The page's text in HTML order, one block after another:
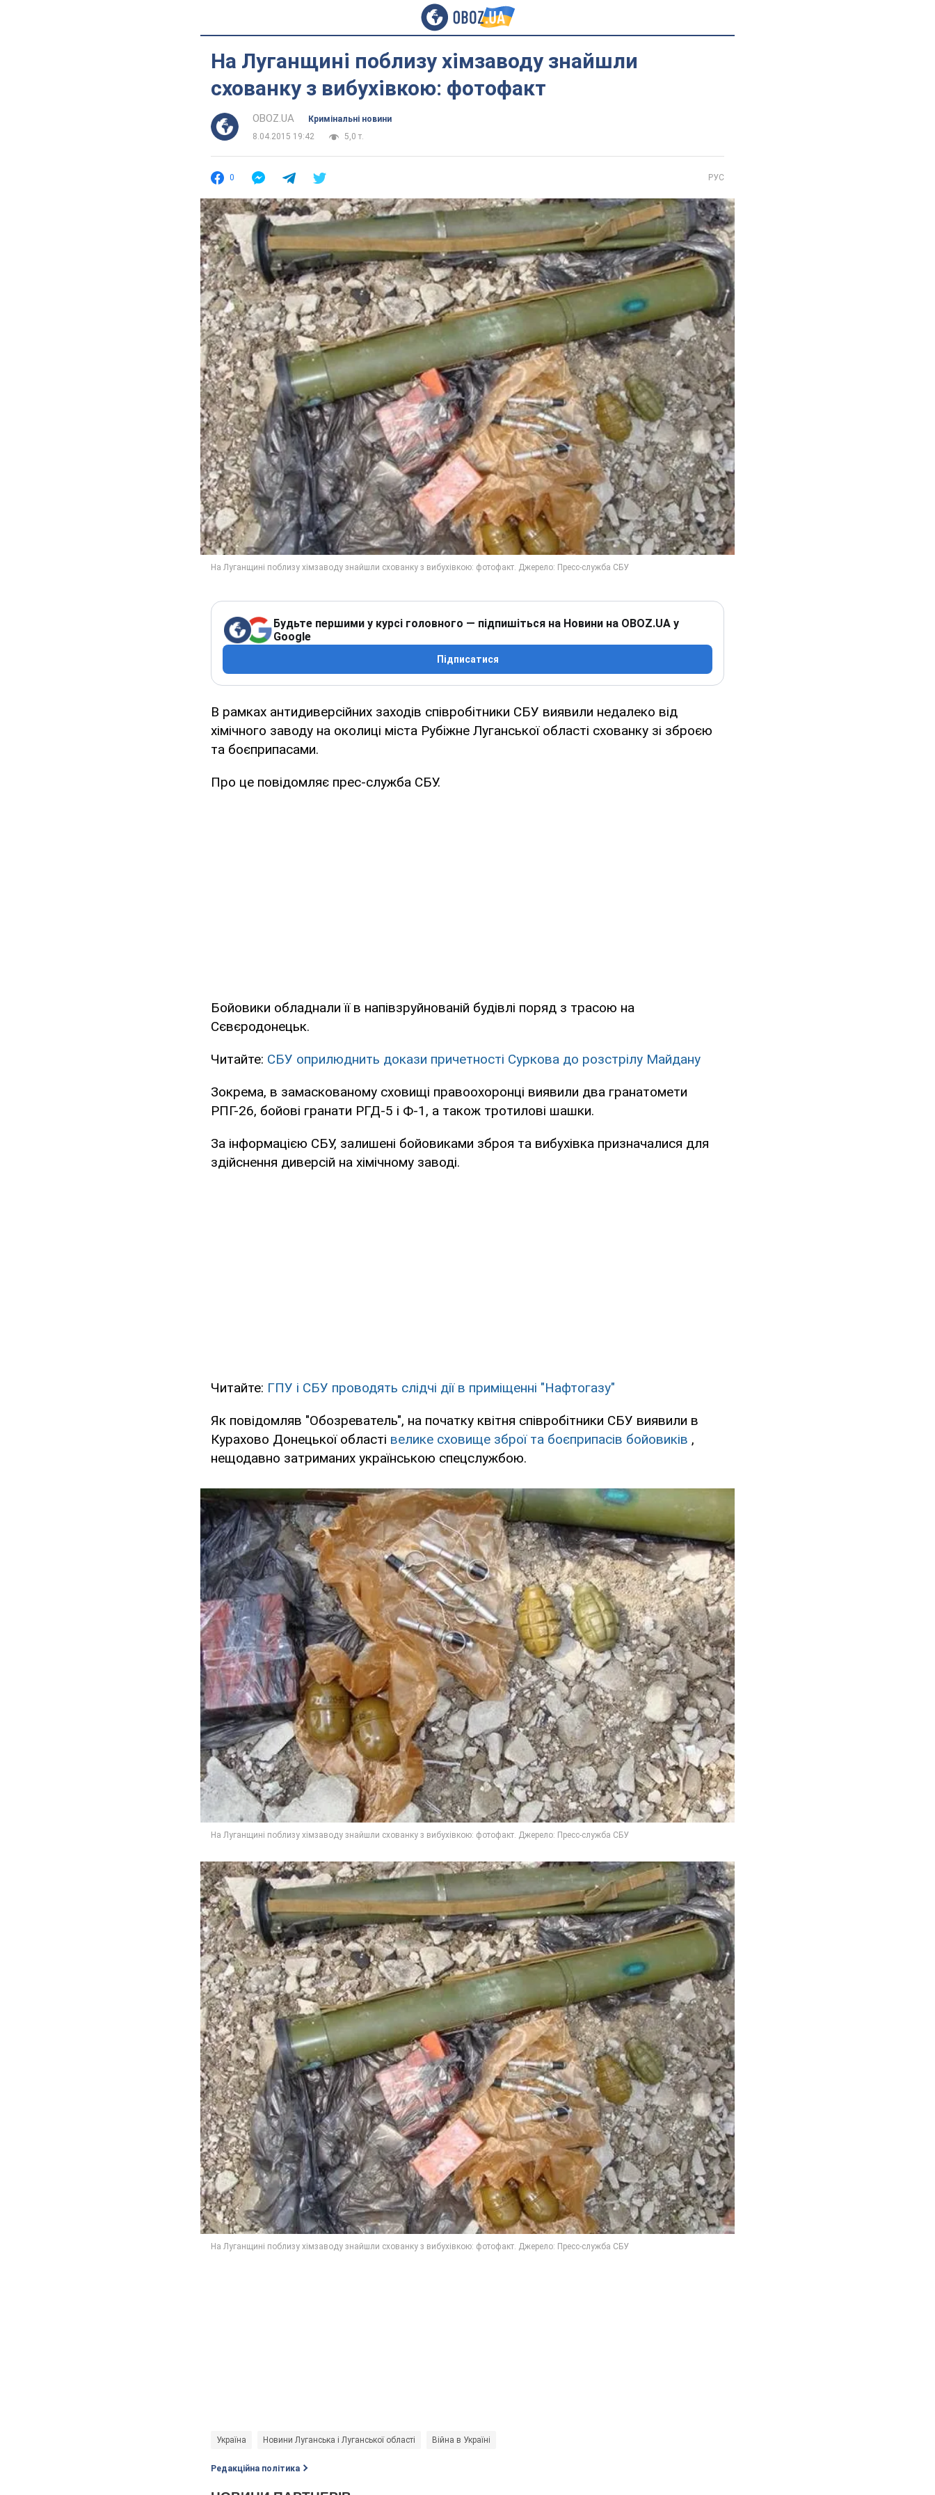
На Луганщині поблизу хімзаводу знайшли
схованку з вибухівкою: фотофакт
OBOZ.UA
Кримінальні новини
8.04.2015 19:42
5,0 т.
0 РУС
Будьте першими у курсі головного — підпишіться на Новини на OBOZ.UA у
Google
Підписатися
В рамках антидиверсійних заходів співробітники СБУ виявили недалеко від
хімічного заводу на околиці міста Рубіжне Луганської області схованку зі зброєю
та боєприпасами.
Про це повідомляє прес-служба СБУ.
Бойовики обладнали її в напівзруйнованій будівлі поряд з трасою на
Сєвєродонецьк.
Читайте: СБУ оприлюднить докази причетності Суркова до розстрілу Майдану
Зокрема, в замаскованому сховищі правоохоронці виявили два гранатомети
РПГ-26, бойові гранати РГД-5 і Ф-1, а також тротилові шашки.
За інформацією СБУ, залишені бойовиками зброя та вибухівка призначалися для
здійснення диверсій на хімічному заводі.
Читайте: ГПУ і СБУ проводять слідчі дії в приміщенні "Нафтогазу"
Як повідомляв "Обозреватель", на початку квітня співробітники СБУ виявили в
Курахово Донецької області велике сховище зброї та боєприпасів бойовиків ,
нещодавно затриманих українською спецслужбою.
Україна Новини Луганська і Луганської області Війна в Україні
Редакційна політика